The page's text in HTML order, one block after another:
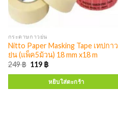
กระดาษกาวย่น
Nitto Paper Masking Tape เทปกาว
ย่น (แพ็ค5ม้วน) 18 mm x18 m
249฿ 119 ฿
หยิบใส่ตะกร้า